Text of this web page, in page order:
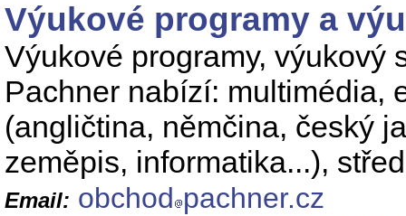
Výukové programy a
Výukové programy, výukový
Pachner nabízí: multimédia,
(angličtina, němčina, český
zeměpis, informatika...),
Email: obchod pachner.cz